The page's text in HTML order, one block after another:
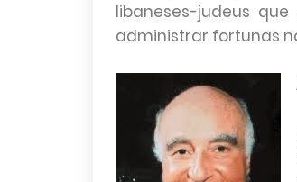
libaneses-judeus
administrar fortunas